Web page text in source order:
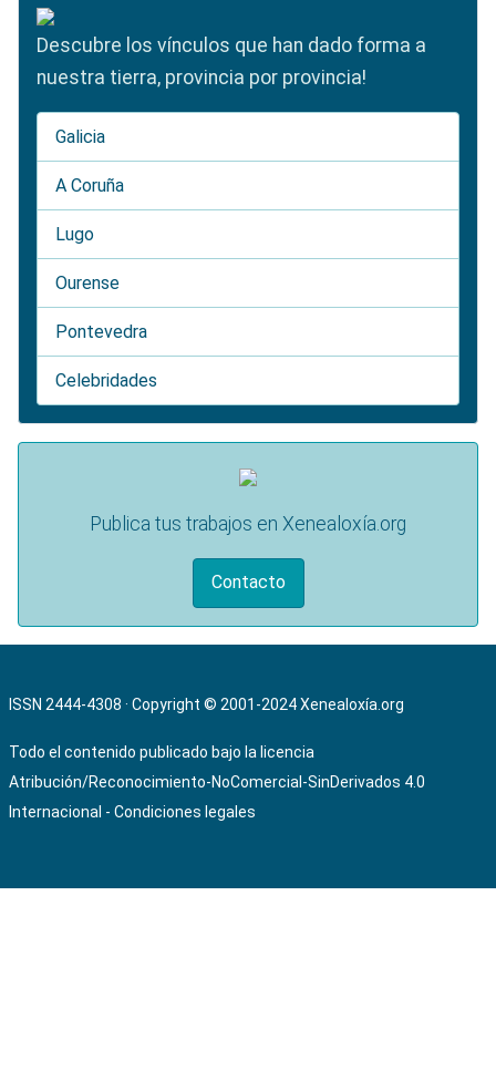
Descubre los vínculos que han dado forma a
nuestra tierra, provincia por provincia!
Galicia
A Coruña
Lugo
Ourense
Pontevedra
Celebridades
Publica tus trabajos en Xenealoxía.org
Contacto
ISSN 2444-4308 · Copyright © 2001-2024Xenealoxía.org
Todo el contenido publicado bajo la licencia
Atribución/Reconocimiento-NoComercial-SinDerivados 4.0
Internacional - Condiciones legales